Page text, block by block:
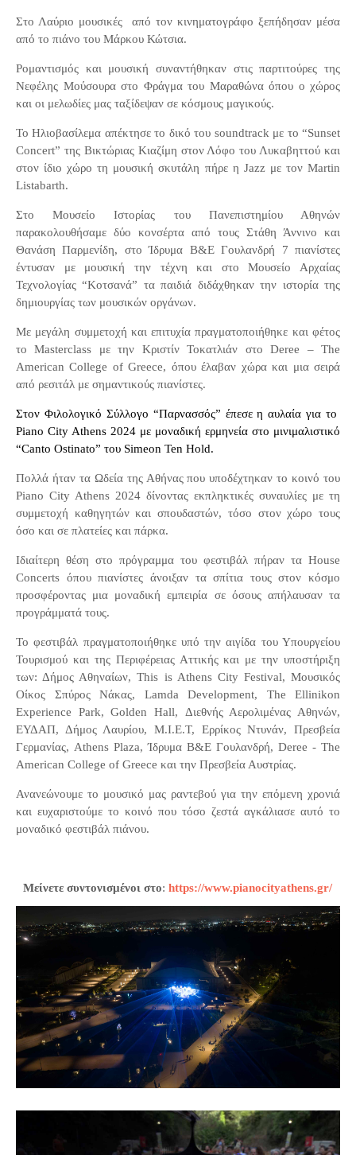
Στο Λαύριο μουσικές
από τον κινηματογράφο ξεπήδησαν μέσα
από το πιάνο του Μάρκου Κώτσια.
Ρομαντισμός και μουσική συναντήθηκαν στις παρτιτούρες της
Νεφέλης Μούσουρα στο Φράγμα του Μαραθώνα όπου ο χώρος
και οι μελωδίες μας ταξίδεψαν σε κόσμους μαγικούς.
Το Ηλιοβασίλεμα απέκτησε το δικό του soundtrack με το “Sunset
Concert” της Βικτώριας Κιαζίμη στον Λόφο του Λυκαβηττού και
στον ίδιο χώρο τη μουσική σκυτάλη πήρε η Jazz με τονMartin
Listabarth.
Στο Μουσείο Ιστορίας του Πανεπιστημίου Αθηνών
παρακολουθήσαμε δύο κονσέρτα από τους Στάθη Άννινο και
Θανάση Παρμενίδη, στο Ίδρυμα Β&Ε Γουλανδρή 7 πιανίστες
έντυσαν με μουσική την τέχνη και στο Μουσείο Αρχαίας
Τεχνολογίας “Κοτσανά” τα παιδιά διδάχθηκαν την ιστορία της
δημιουργίας των μουσικών οργάνων.
Με μεγάλη συμμετοχή και επιτυχία πραγματοποιήθηκε και φέτος
τοMasterclass με την Κριστίν Τοκατλιάν στοDeree –The
American College of Greece, όπου έλαβαν χώρα και μια σειρά
από ρεσιτάλ με σημαντικούς πιανίστες.
Στον Φιλολογικό Σύλλογο “Παρνασσός” έπεσε η αυλαία για το
Piano City Athens 2024 με μοναδική ερμηνεία στο μινιμαλιστικό
“Canto Ostinato” του Simeon Ten Hold.
Πολλά ήταν τα Ωδεία της Αθήνας που υποδέχτηκαν το κοινό του
Piano City Athens 2024 δίνοντας εκπληκτικές συναυλίες με τη
συμμετοχή καθηγητών και σπουδαστών, τόσο στον χώρο τους
όσο και σε πλατείες και πάρκα.
Ιδιαίτερη θέση στο πρόγραμμα του φεστιβάλ πήραν τα House
Concerts όπου πιανίστες άνοιξαν τα σπίτια τους στον κόσμο
προσφέροντας μια μοναδική εμπειρία σε όσους απήλαυσαν τα
προγράμματά τους.
Το φεστιβάλ πραγματοποιήθηκε υπό την αιγίδα του Υπουργείου
Τουρισμού και της Περιφέρειας Αττικής και με την υποστήριξη
των: Δήμος Αθηναίων, This is Athens City Festival, Μουσικός
Οίκος Σπύρος Νάκας, Lamda Development, The Ellinikon
Experience Park, Golden Hall, Διεθνής Αερολιμένας Αθηνών,
ΕΥΔΑΠ, Δήμος Λαυρίου, Μ.Ι.Ε.Τ, Ερρίκος Ντυνάν, Πρεσβεία
Γερμανίας, Athens Plaza, Ίδρυμα Β&Ε Γουλανδρή, Deree - The
American College of Greece και την Πρεσβεία Αυστρίας.
Ανανεώνουμε το μουσικό μας ραντεβού για την επόμενη χρονιά
και ευχαριστούμε το κοινό που τόσο ζεστά αγκάλιασε αυτό το
μοναδικό φεστιβάλ πιάνου.
Μείνετε συντονισμένοι στο:https://www.pianocityathens.gr/